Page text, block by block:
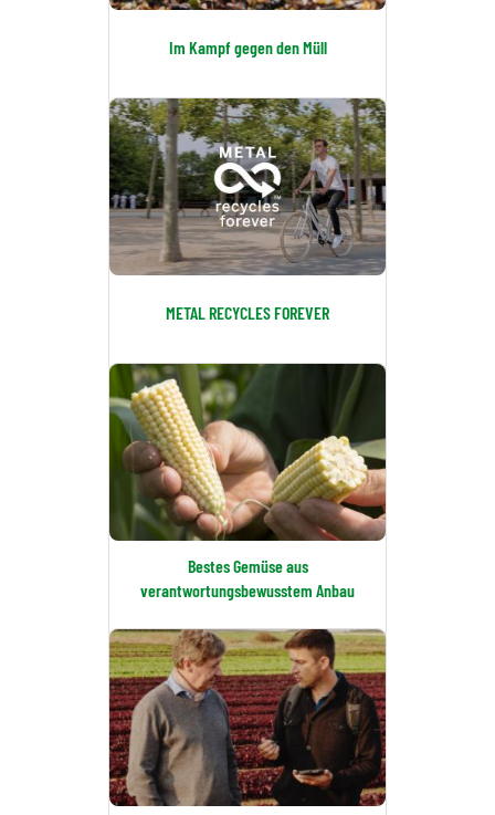
Im Kampf gegen den Müll
METAL RECYCLES FOREVER
Bestes Gemüse aus
verantwortungsbewusstem Anbau